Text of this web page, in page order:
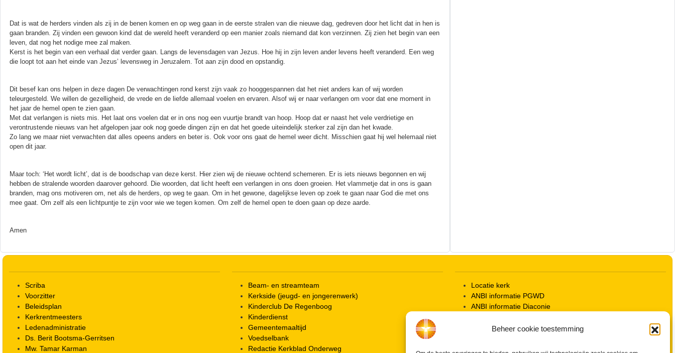
Beheer cookie toestemming
Dat is wat de herders vinden als zij in de benen komen en op weg gaan in de eerste stralen van die nieuwe dag, gedreven door het licht dat in hen is
gaan branden. Zij vinden een gewoon kind dat de wereld heeft veranderd op een manier zoals niemand dat kon verzinnen. Zij zien het begin van een
leven, dat nog het nodige mee zal maken.
Kerst is het begin van een verhaal dat verder gaan. Langs de levensdagen van Jezus. Hoe hij in zijn leven ander levens heeft veranderd. Een weg
die loopt tot aan het einde van Jezus’ levensweg in Jeruzalem. Tot aan zijn dood en opstandig.
Dit besef kan ons helpen in deze dagen De verwachtingen rond kerst zijn vaak zo hooggespannen dat het niet anders kan of wij worden
teleurgesteld. We willen de gezelligheid, de vrede en de liefde allemaal voelen en ervaren. Alsof wij er naar verlangen om voor dat ene moment in
het jaar de hemel open te zien gaan.
Met dat verlangen is niets mis. Het laat ons voelen dat er in ons nog een vuurtje brandt van hoop. Hoop dat er naast het vele verdrietige en
verontrustende nieuws van het afgelopen jaar ook nog goede dingen zijn en dat het goede uiteindelijk sterker zal zijn dan het kwade.
Zo lang we maar niet verwachten dat alles opeens anders en beter is. Ook voor ons gaat de hemel weer dicht. Misschien gaat hij wel helemaal niet
open dit jaar.
Maar toch: ‘Het wordt licht’, dat is de boodschap van deze kerst. Hier zien wij de nieuwe ochtend schemeren. Er is iets nieuws begonnen en wij
hebben de stralende woorden daarover gehoord. Die woorden, dat licht heeft een verlangen in ons doen groeien. Het vlammetje dat in ons is gaan
branden, mag ons motiveren om, net als de herders, op weg te gaan. Om in het gewone, dagelijkse leven op zoek te gaan naar God die met ons
mee gaat. Om zelf als een lichtpuntje te zijn voor wie we tegen komen. Om zelf de hemel open te doen gaan op deze aarde.
Amen
Scriba
Voorzitter
Beleidsplan
Kerkrentmeesters
Ledenadministratie
Ds. Berit Bootsma-Gerritsen
Mw. Tamar Karman
Beam- en streamteam
Kerkside (jeugd- en jongerenwerk)
Kinderclub De Regenboog
Kinderdienst
Gemeentemaaltijd
Voedselbank
Redactie Kerkblad Onderweg
Locatie kerk
ANBI informatie PGWD
ANBI informatie Diaconie
Info Kerkelijke gebouwen / koster